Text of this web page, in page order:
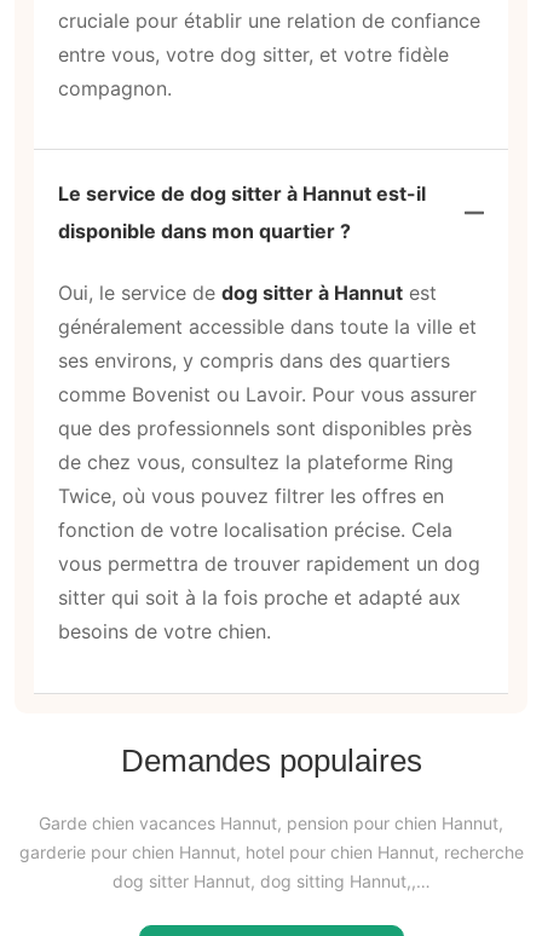
cruciale pour établir une relation de confiance
entre vous, votre dog sitter, et votre fidèle
compagnon.
Le service de dog sitter à Hannut est-il
disponible dans mon quartier ?
Oui, le service de dog sitter à Hannut est
généralement accessible dans toute la ville et
ses environs, y compris dans des quartiers
comme Bovenist ou Lavoir. Pour vous assurer
que des professionnels sont disponibles près
de chez vous, consultez la plateforme Ring
Twice, où vous pouvez filtrer les offres en
fonction de votre localisation précise. Cela
vous permettra de trouver rapidement un dog
sitter qui soit à la fois proche et adapté aux
besoins de votre chien.
Demandes populaires
Garde chien vacances Hannut, pension pour chien Hannut,
garderie pour chien Hannut, hotel pour chien Hannut, recherche
dog sitter Hannut, dog sitting Hannut,,…